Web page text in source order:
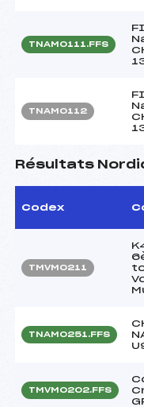
TNAM0111.FFS
TNAM0112
Résultats
Codex
TMVM0211
TNAM0251.FFS
TMVM0202.FFS